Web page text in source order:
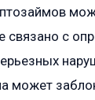
связано с
может